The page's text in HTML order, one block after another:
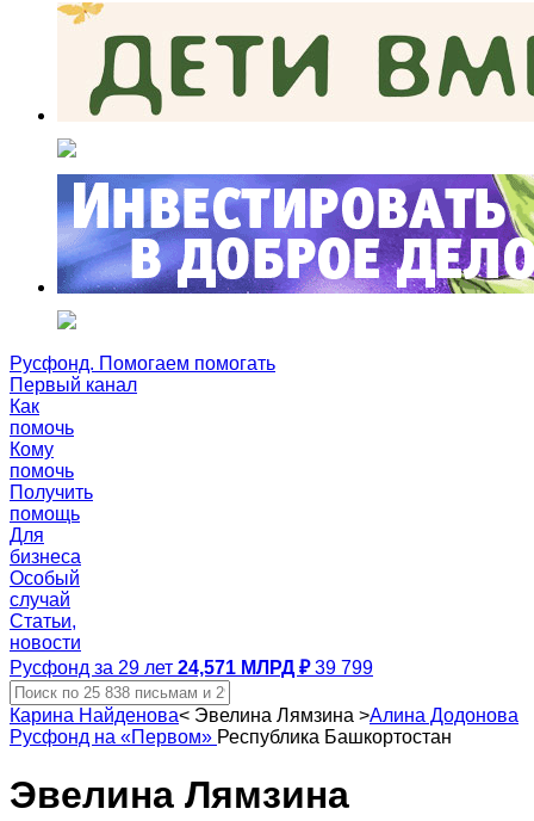
Русфонд. Помогаем помогать
Первый канал
Как
помочь
Кому
помочь
Получить
помощь
Для
бизнеса
Особый
случай
Статьи,
новости
Русфонд за 29 лет 24,571 МЛРД ₽ 39 799
Карина Найденова< Эвелина Лямзина >Алина Додонова
Русфонд на «Первом» Республика Башкортостан
Эвелина Лямзина